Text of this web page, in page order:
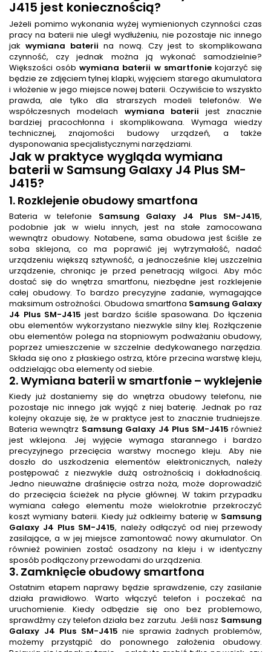
J415 jest koniecznością?
Jeżeli pomimo wykonania wyżej wymienionych czynności czas
pracy na baterii nie uległ wydłużeniu, nie pozostaje nic innego
jakwymiana baterii na nową. Czy jest to skomplikowana
czynność, czy jednak można ją wykonać samodzielnie?
Większości osóbwymiana baterii w smartfoniekojarzyć się
będzie ze zdjęciem tylnej klapki, wyjęciem starego akumulatora
i włożenie w jego miejsce nowej baterii. Oczywiście to wszyskto
prawda, ale tylko dla strarszych modeli telefonów. We
współczesnych modelach wymiana baterii jest znacznie
bardziej pracochłonna i skomplikowana. Wymaga wiedzy
technicznej, znajomości budowy urządzeń, a także
dysponowania specjalistycznymi narzędziami.
Jak w praktyce wygląda wymiana
baterii w Samsung Galaxy J4 Plus SM-
J415?
1. Rozklejenie obudowy smartfona
Bateria w telefonie Samsung Galaxy J4 Plus SM-J415,
podobnie jak w wielu innych, jest na stałe zamocowana
wewnątrz obudowy. Notabene, sama obudowa jest ściśle ze
soba sklejona, co ma poprawić jej wytrzymałość, nadać
urządzeniu większą sztywność, a jednocześnie klej uszczelnia
urządzenie, chroniąc je przed penetracją wilgoci. Aby móc
dostać się do wnętrza smartfonu, niezbędne jest rozklejenie
całej obudowy. To bardzo precyzyjne zadanie, wymagające
maksimum ostrożności. Obudowa smartfona Samsung Galaxy
J4 Plus SM-J415 jest bardzo ściśle spasowana. Do łączenia
obu elementów wykorzystano niezwykle silny klej. Rozłączenie
obu elementów polega na stopniowym podważaniu obudowy,
poprzez umieszczenie w szczelnie dedykowanego narzędzia.
Składa się ono z płaskiego ostrza, które przecina warstwę kleju,
oddzielając oba elementy od siebie.
2.Wymiana baterii w smartfonie – wyklejenie
Kiedy już dostaniemy się do wnętrza obudowy telefonu, nie
pozostaje nic innego jak wyjąć z niej baterię. Jednak po raz
kolejny okazuje się, że w praktyce jest to znacznie trudniejsze.
Bateria wewnątrz Samsung Galaxy J4 Plus SM-J415 również
jest wklejona. Jej wyjęcie wymaga starannego i bardzo
precyzyjnego przecięcia warstwy mocnego kleju. Aby nie
doszło do uszkodzenia elementów elektronicznych, należy
postępować z niezwykle dużą ostrożnością i dokładnością.
Jedno nieuważne draśnięcie ostrza noża, może doprowadzić
do przecięcia ścieżek na płycie głównej. W takim przypadku
wymiana całego elementu może wielokrotnie przekroczyć
koszt wymiany baterii. Kiedy już odkleimy baterię w Samsung
Galaxy J4 Plus SM-J415, należy odłączyć od niej przewody
zasilające, a w jej miejsce zamontować nowy akumulator. On
również powinien zostać osadzony na kleju i w identyczny
sposób podłączony przewodami do urządzenia.
3. Zamknięcie obudowy smartfona
Ostatnim etapem naprawy będzie sprawdzenie, czy zasilanie
działa prawidłowo. Warto włączyć telefon i poczekać na
uruchomienie. Kiedy odbędzie się ono bez problemowo,
sprawdźmy czy telefon działa bez zarzutu. Jeśli nasz Samsung
Galaxy J4 Plus SM-J415 nie sprawia żadnych problemów,
możemy przystąpić do ponownego założenia obudowy.